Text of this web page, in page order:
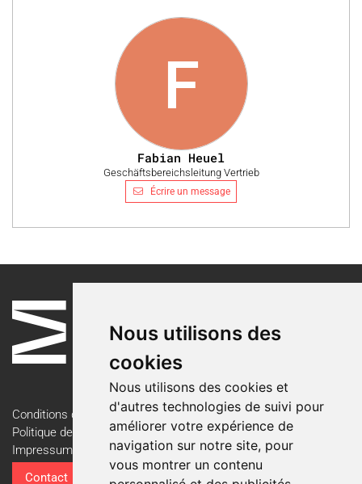
Nous utilisons des
cookies
Nous utilisons des cookies et
d'autres technologies de suivi pour
améliorer votre expérience de
navigation sur notre site, pour
vous montrer un contenu
F
Fabian Heuel
Geschäftsbereichsleitung Vertrieb
Écrire un message
Conditions d'utilisation
Politique de confidentialité
Impressum
Contact